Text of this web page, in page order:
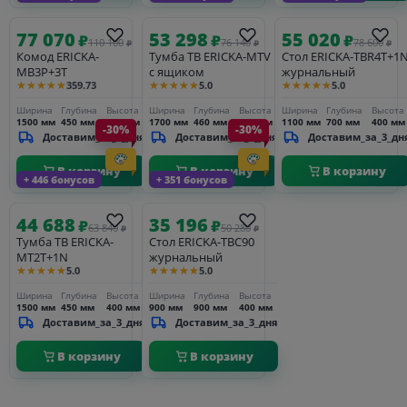
77 070₽110 100 ₽
Комод ERICKA-
MB3P+3T
★★★★★359.73
Ширина
1500 мм
Глубина
450 мм
Высота
900 мм
Доставим_за_3_дня
В корзину
53 298₽76 140 ₽
Тумба ТВ ERICKA-MTV
с ящиком
★★★★★5.0
Ширина
1700 мм
Глубина
460 мм
Высота
500 мм
Доставим_за_3_дня
В корзину
55 020₽78 600 ₽
Стол ERICKA-
журнальный
★★★★★5.0
Ширина
1100 мм
Глубина
700 мм
Высота
400 мм
В корзину
+ 446 бонусов
-30%
44 688₽63 840 ₽
Тумба ТВ ERICKA-
MT2T+1N
★★★★★5.0
Ширина
1500 мм
Глубина
450 мм
Высота
400 мм
Доставим_за_3_дня
В корзину
+ 351 бонусов
-30%
35 196₽50 280 ₽
Стол ERICKA-TBC90
журнальный
★★★★★5.0
Ширина
900 мм
Глубина
900 мм
Высота
400 мм
Доставим_за_3_дня
В корзину